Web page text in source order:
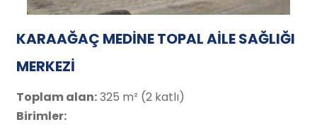
KARAAĞAÇ MEDİNE TOPAL AİLE SAĞLIĞI
MERKEZİ
Toplam alan:325 m² (2 katlı)
Birimler: